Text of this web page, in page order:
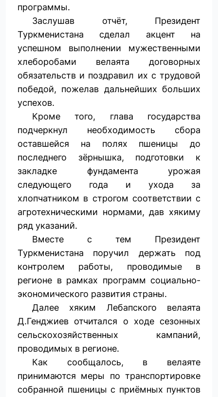
программы.
Заслушав отчёт, Президент
Туркменистана сделал акцент на
успешном выполнении мужественными
хлеборобами велаята договорных
обязательств и поздравил их с трудовой
победой, пожелав дальнейших больших
успехов.
Кроме того, глава государства
подчеркнул необходимость сбора
оставшейся на полях пшеницы до
последнего зёрнышка, подготовки к
закладке фундамента урожая
следующего года и ухода за
хлопчатником в строгом соответствии с
агротехническими нормами, дав хякиму
ряд указаний.
Вместе с тем Президент
Туркменистана поручил держать под
контролем работы, проводимые в
регионе в рамках программ социально-
экономического развития страны.
Далее хяким Лебапского велаята
Д.Генджиев отчитался о ходе сезонных
сельскохозяйственных кампаний,
проводимых в регионе.
Как сообщалось, в велаяте
принимаются меры по транспортировке
собранной пшеницы с приёмных пунктов